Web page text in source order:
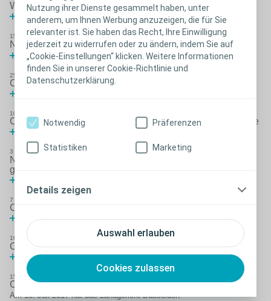
Nutzung ihrer Dienste gesammelt haben, unter
anderem, um Ihnen Werbung anzuzeigen, die für Sie
relevanter ist. Sie haben das Recht, Ihre Einwilligung
jederzeit zu widerrufen oder zu ändern, indem Sie auf
„Cookie-Einstellungen“ klicken. Weitere Informationen
finden Sie in unserer Cookie-Richtlinie und
Datenschutzerklärung.
Auswahl erlauben
Cookies zulassen
Notwendig Präferenzen
Statistiken Marketing
Details zeigen
Wirkstofffreie Keimelimination mit Biatain Silicone
Lesen Sie mehr über Biatain Silicone
15 Okt 2018
NEU: Brava ®Elastischer Fixierstreifen XL
Lesen Sie mehr
25
Coloplast auf der REHACARE 2018
10
Coloplast – IncoCare ist jetzt Teil von Coloplast Homecare
Lesen Sie mehr
3 2018
NEU: SenSura
gewölbte Körperformen
7
Coloplast übernimmt die IncoCare Gunhild Vieler GmbH
Lesen Sie mehr
16 Okt
Coloplast komplettiert SenSura Mio Sortiment
Lesen Sie mehr
15 Aug
Coloplast richtet kostenfreie Hotline für Anwender ein
Am 18. Juli 2017 hat das Landgericht Düsseldorf